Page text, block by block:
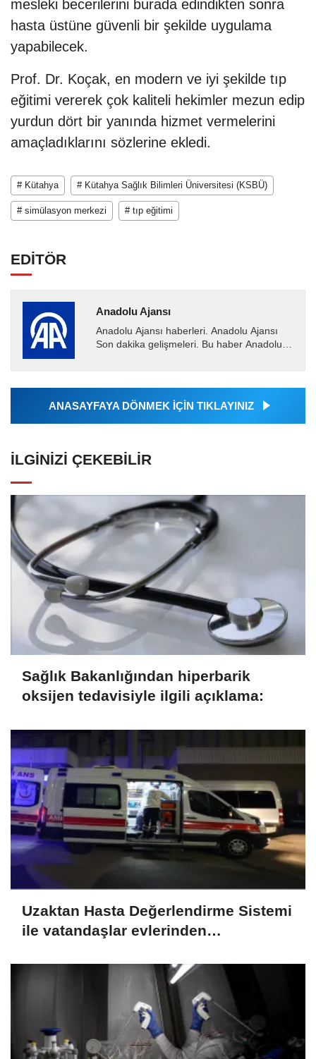
mesleki becerilerini burada edindikten sonra
hasta üstüne güvenli bir şekilde uygulama
yapabilecek.
Prof. Dr. Koçak, en modern ve iyi şekilde tıp
eğitimi vererek çok kaliteli hekimler mezun edip
yurdun dört bir yanında hizmet vermelerini
amaçladıklarını sözlerine ekledi.
# Kütahya # Kütahya Sağlık Bilimleri Üniversitesi (KSBÜ)
# simülasyon merkezi # tıp eğitimi
EDİTÖR
Anadolu Ajansı
Anadolu Ajansı haberleri. Anadolu Ajansı
Son dakika gelişmeleri. Bu haber Anadolu
Ajansı tarafından...
ANASAYFAYA DÖNMEK İÇİN TIKLAYINIZ
İLGINIZI ÇEKEBILIR
Sağlık Bakanlığından hiperbarik
oksijen tedavisiyle ilgili açıklama:
Uzaktan Hasta Değerlendirme Sistemi
ile vatandaşlar evlerinden